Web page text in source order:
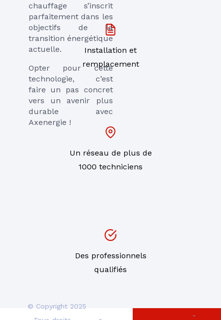
chauffage s’inscrit
parfaitement dans les
objectifs de la
transition énergétique
actuelle.
Opter pour cette
technologie, c’est
faire un pas concret
vers un avenir plus
durable avec
Axenergie !
Installation et
remplacement
Un réseau de plus de
1000 techniciens
Des professionnels
qualifiés
© Copyright 2025
-